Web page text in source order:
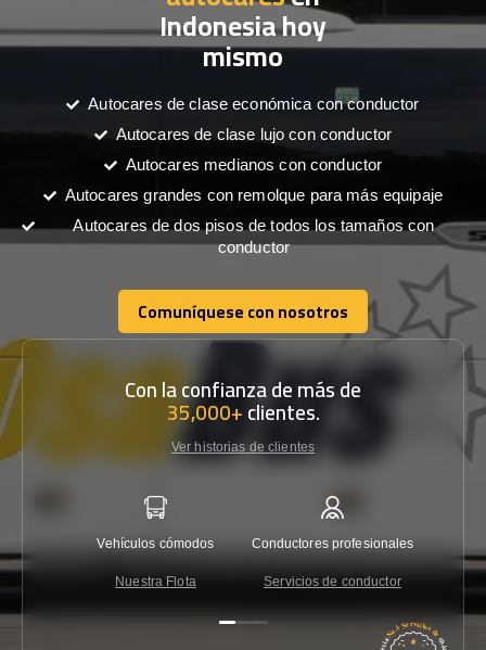
Indonesia hoy
mismo
Autocares de clase económica con conductor
Autocares de clase lujo con conductor
Autocares medianos con conductor
Autocares grandes con remolque para más equipaje
Autocares de dos pisos de todos los tamaños con
conductor
Comuníquese con nosotros
Comuníquese con nosotros
Con la confianza de más de
35,000+clientes.
Ver historias de clientes
Vehículos cómodos
Nuestra Flota
Conductores profesionales
Servicios de conductor